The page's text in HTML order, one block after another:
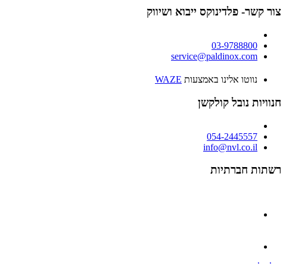
צור קשר- פלדינוקס ייבוא ושיווק
03-9788800
service@paldinox.com
נווטו אלינו באמצעות WAZE
חנוויות נובל קולקשן
054-2445557
info@nvl.co.il
רשתות חברתיות